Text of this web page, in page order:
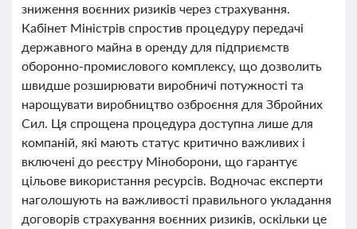
зниження воєнних ризиків через страхування.
Кабінет Міністрів спростив процедуру передачі
державного майна в оренду для підприємств
оборонно-промислового комплексу, що дозволить
швидше розширювати виробничі потужності та
нарощувати виробництво озброєння для Збройних
Сил. Ця спрощена процедура доступна лише для
компаній, які мають статус критично важливих і
включені до реєстру Міноборони, що гарантує
цільове використання ресурсів. Водночас експерти
наголошують на важливості правильного укладання
договорів страхування воєнних ризиків, оскільки це